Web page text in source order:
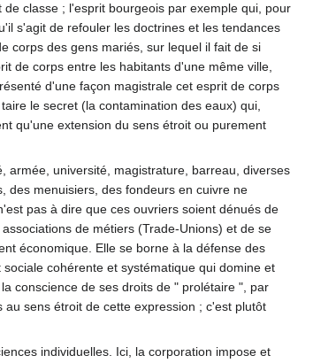
classe ; l'esprit bourgeois par exemple qui, pour
s'agit de refouler les doctrines et les tendances
corps des gens mariés, sur lequel il fait de si
de corps entre les habitants d'une même ville,
d'une façon magistrale cet esprit de corps
le secret (la contamination des eaux) qui,
qu'une extension du sens étroit ou purement
armée, université, magistrature, barreau, diverses
des menuisiers, des fondeurs en cuivre ne
pas à dire que ces ouvriers soient dénués de
de métiers (Trade-Unions) et de se
économique. Elle se borne à la défense des
cohérente et systématique qui domine et
conscience de ses droits de " prolétaire ", par
sens étroit de cette expression ; c'est plutôt
individuelles. Ici, la corporation impose et